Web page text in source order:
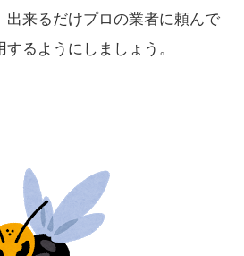
出来るだけプロの業者に頼んで
るようにしましょう。